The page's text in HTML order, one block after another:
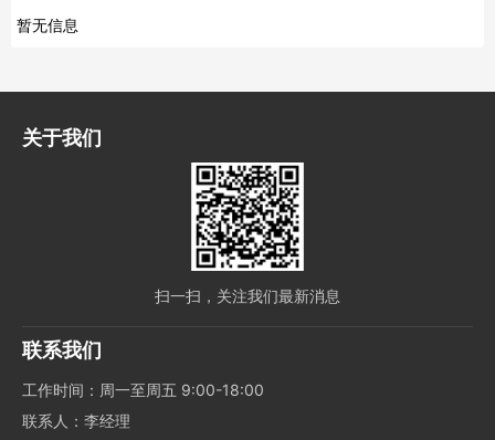
暂无信息
关于我们
扫一扫，关注我们最新消息
联系我们
工作时间：周一至周五 9:00-18:00
联系人：李经理